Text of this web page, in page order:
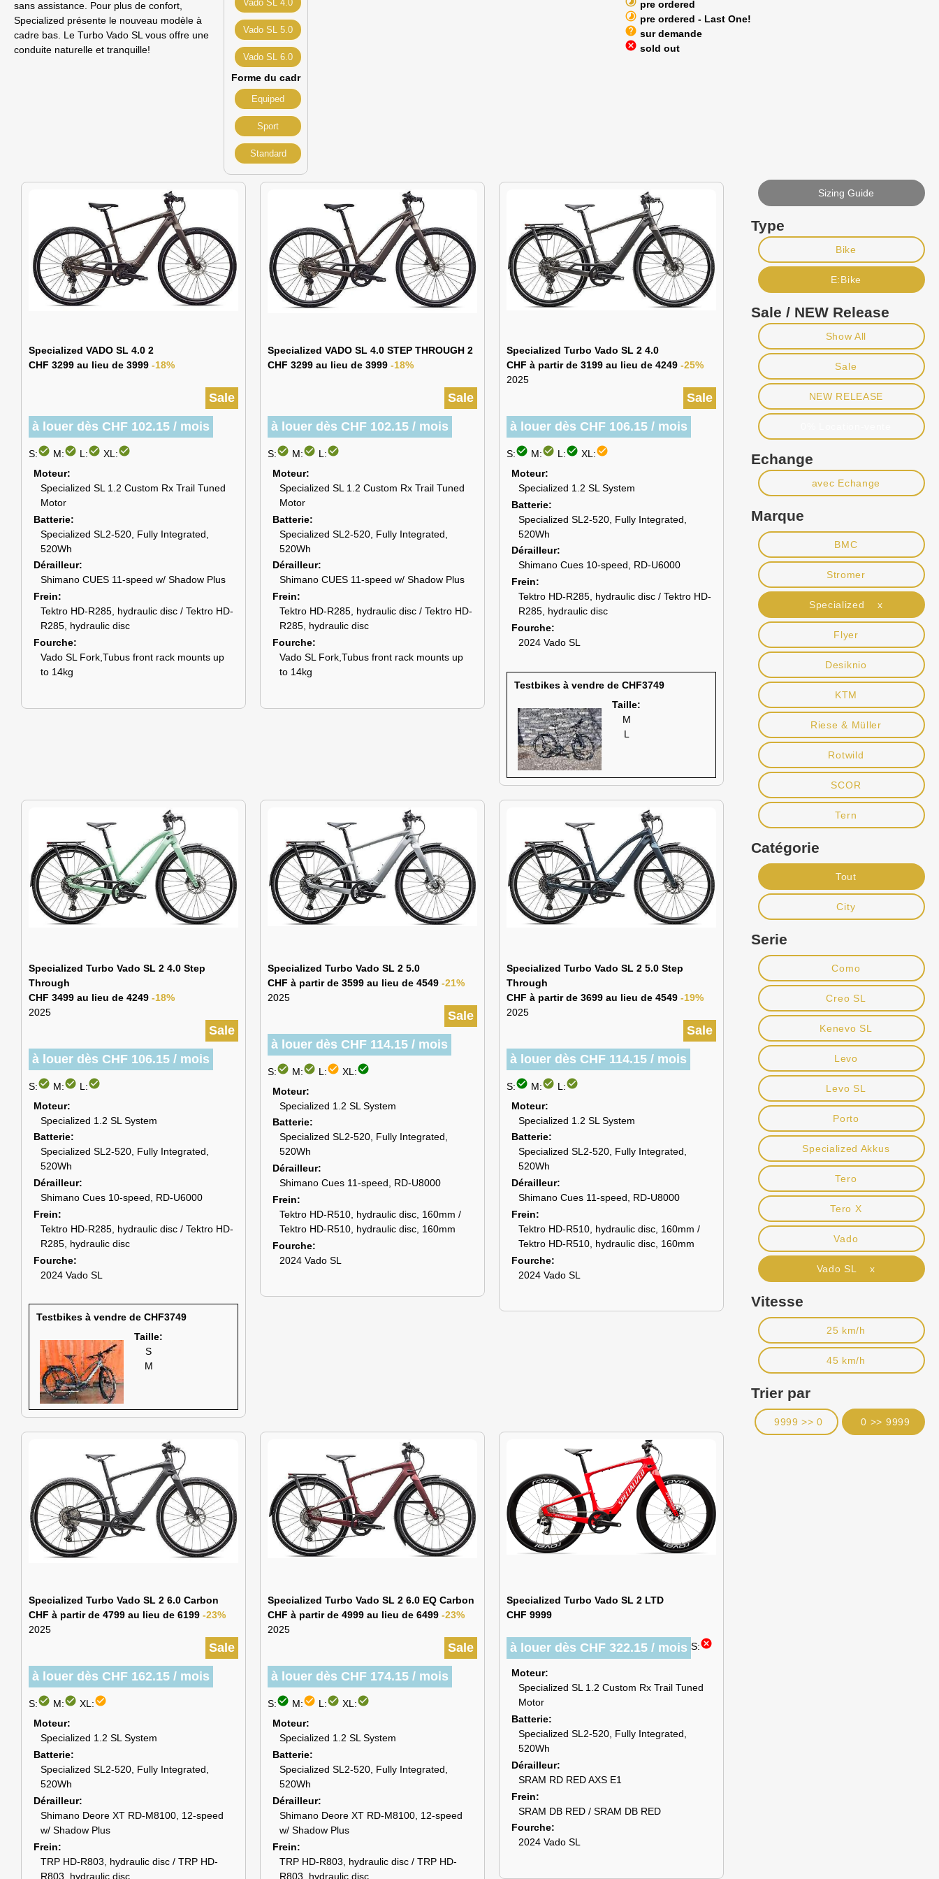
sans assistance. Pour plus de confort,
Specialized présente le nouveau modèle à
cadre bas. Le Turbo Vado SL vous offre une
conduite naturelle et tranquille!
Vado SL 4.0
Vado SL 5.0
Vado SL 6.0
Forme du cadr
Equiped
Sport
Standard
pre ordered
timelapse pre ordered - Last One!
help sur demande
cancel sold out
Specialized VADO SL 4.0 2
CHF 3299 au lieu de 3999 -18%
Sale
à louer dès CHF 102.15 / mois
S:check_circle M:check_circle L:check_circle XL:check_circle
Moteur
Specialized SL 1.2 Custom Rx Trail Tuned
Motor
Batterie
Specialized SL2-520, Fully Integrated,
520Wh
Dérailleur
Shimano CUES 11-speed w/ Shadow Plus
Frein
Tektro HD-R285, hydraulic disc / Tektro HD-
R285, hydraulic disc
Fourche
Vado SL Fork,Tubus front rack mounts up
to 14kg
Specialized VADO SL 4.0 STEP THROUGH 2
CHF 3299 au lieu de 3999 -18%
Sale
à louer dès CHF 102.15 / mois
S:check_circle M:check_circle L:check_circle
Moteur
Specialized SL 1.2 Custom Rx Trail Tuned
Motor
Batterie
Specialized SL2-520, Fully Integrated,
520Wh
Dérailleur
Shimano CUES 11-speed w/ Shadow Plus
Frein
Tektro HD-R285, hydraulic disc / Tektro HD-
R285, hydraulic disc
Fourche
Vado SL Fork,Tubus front rack mounts up
to 14kg
Specialized Turbo Vado SL 2 4.0
CHF à partir de 3199 au lieu de 4249 -25%
2025
Sale
à louer dès CHF 106.15 / mois
S:check_circle M:check_circle L:check_circle XL:check_circle
Moteur
Specialized 1.2 SL System
Batterie
Specialized SL2-520, Fully Integrated,
520Wh
Dérailleur
Shimano Cues 10-speed, RD-U6000
Frein
Tektro HD-R285, hydraulic disc / Tektro HD-
R285, hydraulic disc
Fourche
2024 Vado SL
Testbikes à vendre de CHF3749
Taille:
M
L
Specialized Turbo Vado SL 2 4.0 Step
Through
CHF 3499 au lieu de 4249 -18%
2025
Sale
à louer dès CHF 106.15 / mois
S:check_circle M:check_circle L:check_circle
Moteur
Specialized 1.2 SL System
Batterie
Specialized SL2-520, Fully Integrated,
520Wh
Dérailleur
Shimano Cues 10-speed, RD-U6000
Frein
Tektro HD-R285, hydraulic disc / Tektro HD-
R285, hydraulic disc
Fourche
2024 Vado SL
Testbikes à vendre de CHF3749
Taille:
S
M
Specialized Turbo Vado SL 2 5.0
CHF à partir de 3599 au lieu de 4549 -21%
2025
Sale
à louer dès CHF 114.15 / mois
S:check_circle M:check_circle L:check_circle XL:check_circle
Moteur
Specialized 1.2 SL System
Batterie
Specialized SL2-520, Fully Integrated,
520Wh
Dérailleur
Shimano Cues 11-speed, RD-U8000
Frein
Tektro HD-R510, hydraulic disc, 160mm /
Tektro HD-R510, hydraulic disc, 160mm
Fourche
2024 Vado SL
Specialized Turbo Vado SL 2 5.0 Step
Through
CHF à partir de 3699 au lieu de 4549 -19%
2025
Sale
à louer dès CHF 114.15 / mois
S:check_circle M:check_circle L:check_circle
Moteur
Specialized 1.2 SL System
Batterie
Specialized SL2-520, Fully Integrated,
520Wh
Dérailleur
Shimano Cues 11-speed, RD-U8000
Frein
Tektro HD-R510, hydraulic disc, 160mm /
Tektro HD-R510, hydraulic disc, 160mm
Fourche
2024 Vado SL
Specialized Turbo Vado SL 2 6.0 Carbon
CHF à partir de 4799 au lieu de 6199 -23%
2025
Sale
à louer dès CHF 162.15 / mois
S:check_circle M:check_circle XL:check_circle
Moteur
Specialized 1.2 SL System
Batterie
Specialized SL2-520, Fully Integrated,
520Wh
Dérailleur
Shimano Deore XT RD-M8100, 12-speed
w/ Shadow Plus
Frein
TRP HD-R803, hydraulic disc / TRP HD-
R803, hydraulic disc
Specialized Turbo Vado SL 2 6.0 EQ Carbon
CHF à partir de 4999 au lieu de 6499 -23%
2025
Sale
à louer dès CHF 174.15 / mois
S:check_circle M:check_circle L:check_circle XL:check_circle
Moteur
Specialized 1.2 SL System
Batterie
Specialized SL2-520, Fully Integrated,
520Wh
Dérailleur
Shimano Deore XT RD-M8100, 12-speed
w/ Shadow Plus
Frein
TRP HD-R803, hydraulic disc / TRP HD-
R803, hydraulic disc
Specialized Turbo Vado SL 2 LTD
CHF 9999
à louer dès CHF 322.15 / mois S:cancel
Moteur
Specialized SL 1.2 Custom Rx Trail Tuned
Motor
Batterie
Specialized SL2-520, Fully Integrated,
520Wh
Dérailleur
SRAM RD RED AXS E1
Frein
SRAM DB RED / SRAM DB RED
Fourche
2024 Vado SL
Sizing Guide
Type
Bike
E:Bike
Sale / NEW Release
Show All
Sale
NEW RELEASE
Echange
avec Echange
Marque
BMC
Stromer
Specialized x
Flyer
Desiknio
KTM
Riese & Müller
Rotwild
SCOR
Tern
Catégorie
Tout
City
Serie
Como
Creo SL
Kenevo SL
Levo
Levo SL
Porto
Specialized Akkus
Tero
Tero X
Vado
Vado SL x
Vitesse
25 km/h
45 km/h
Trier par
9999 >> 0 0 >> 9999